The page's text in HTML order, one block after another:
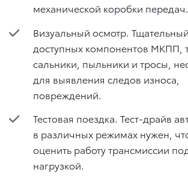
механической коробки передач.
Визуальный осмотр.
доступных компонентов МКПП,
сальники, пыльники и тросы,
для выявления следов износа,
повреждений.
Тестовая поездка. Тест-драйв
в различных режимах нужен,
оценить работу трансмиссии под
нагрузкой.